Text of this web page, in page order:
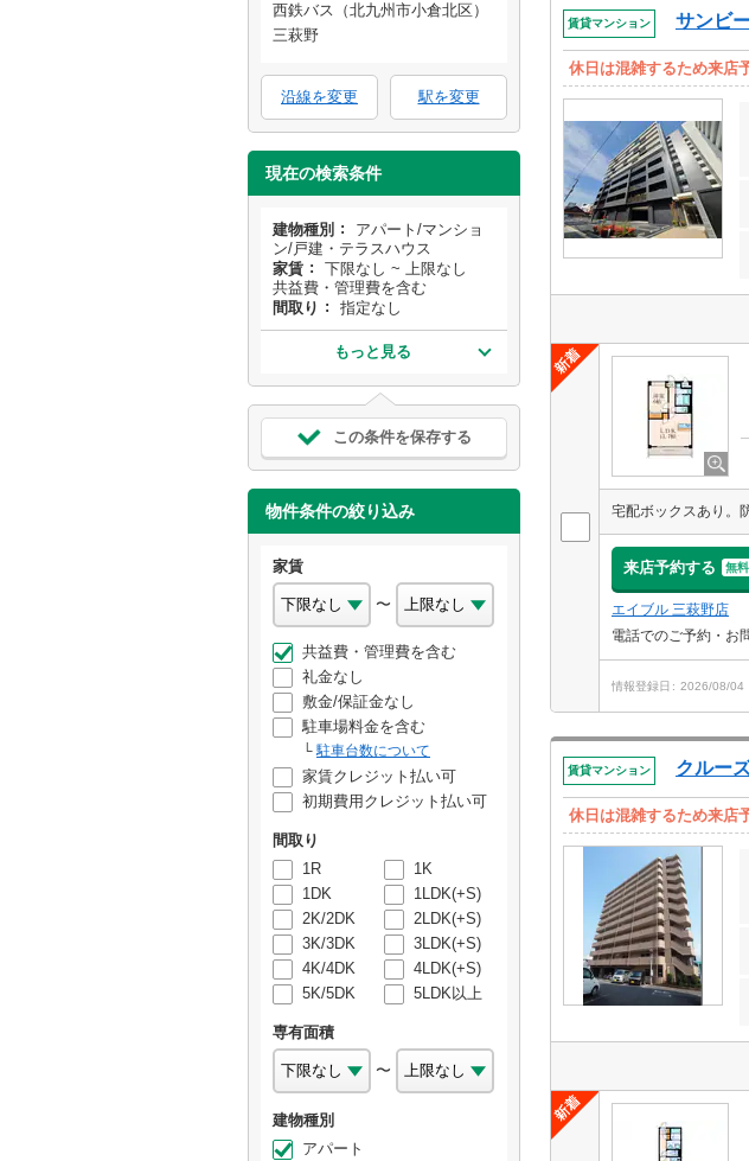
西鉄バス（北九州市小倉北区）
三萩野
沿線を変更 駅を変更
現在の検索条件
建物種別
アパート/マンショ
ン/戸建・テラスハウス
家賃
下限なし ~ 上限なし
共益費・管理費を含む
間取り
指定なし
もっと見る
この条件を保存する
物件条件の絞り込み
家賃
〜
共益費・管理費を含む
礼金なし
敷金/保証金なし
駐車場料金を含む
駐車台数について
家賃クレジット払い可
初期費用クレジット払い可
間取り
1R
1K
1DK
1LDK(+S)
2K/2DK
2LDK(+S)
3K/3DK
3LDK(+S)
4K/4DK
4LDK(+S)
5K/5DK
5LDK以上
専有面積
〜
建物種別
アパート
賃貸マンション サンビ
休日は混雑するため来店
来店予約する 無料
エイブル 三萩野店
電話でのご予約・お
情報登録日 2026/08/04
賃貸マンション クルー
休日は混雑するため来店